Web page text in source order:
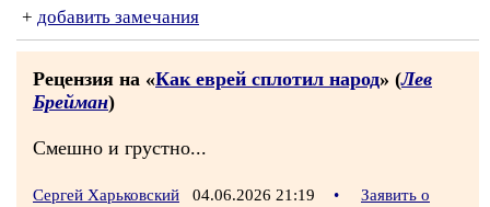
+ добавить замечания
Рецензия на «Как еврей сплотил народ» (Лев
Брейман)
Смешно и грустно...
Сергей Харьковский 04.06.2026 21:19 •
Заявить о